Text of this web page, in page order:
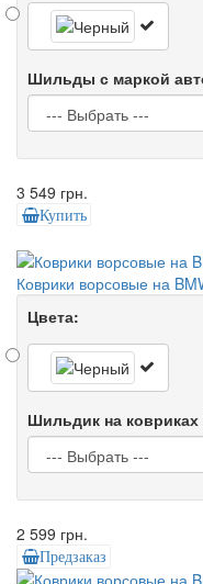
Шильды с маркой
3 549 грн.
Купить
Коврики ворсовые на
Цвета:
Шильдик на
2 599 грн.
Предзаказ